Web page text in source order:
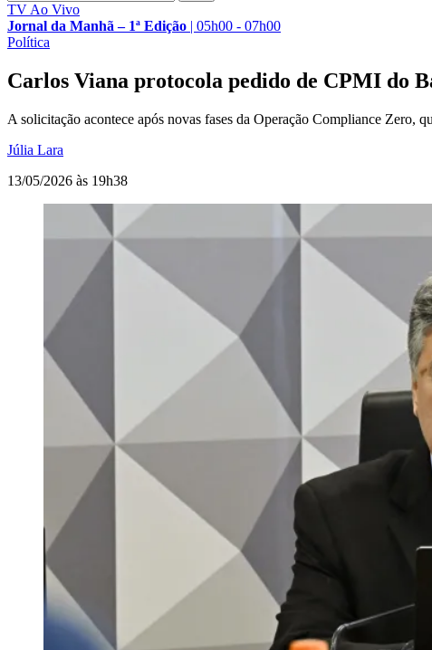
TV Ao Vivo
Jornal da Manhã – 1ª Edição | 05h00 - 07h00
Política
Carlos Viana protocola pedido de CPMI do
A solicitação acontece após novas fases da Operação Compliance Zero,
Júlia Lara
13/05/2026 às 19h38